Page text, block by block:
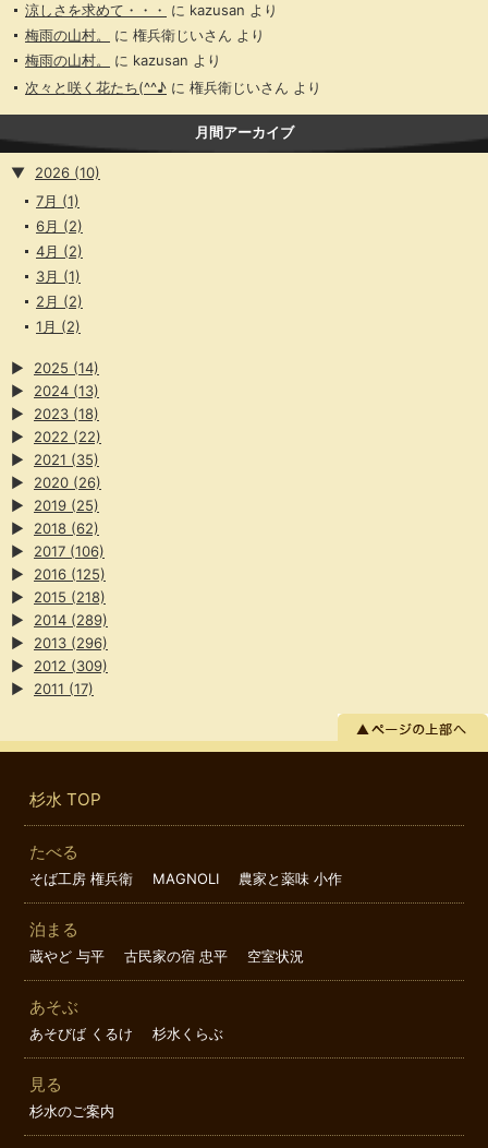
涼しさを求めて・・・
に kazusan より
梅雨の山村。
に 権兵衛じいさん より
梅雨の山村。
に kazusan より
次々と咲く花たち(^^♪ に 権兵衛じいさん より
月間アーカイブ
▼ 2026 (10)
7月 (1)
6月 (2)
4月 (2)
3月 (1)
2月 (2)
1月 (2)
▶ 2025 (14)
▶
2024 (13)
▶
2023 (18)
▶
2022 (22)
▶
2021 (35)
▶
2020 (26)
▶
2019 (25)
▶
2018 (62)
▶
2017 (106)
▶
2016 (125)
▶
2015 (218)
▶
2014 (289)
▶
2013 (296)
▶
2012 (309)
▶
2011 (17)
杉水 TOP
たべる
そば工房 権兵衛 MAGNOLI 農家と薬味 小作
泊まる
蔵やど 与平 古民家の宿 忠平 空室状況
あそぶ
あそびば くるけ 杉水くらぶ
見る
杉水のご案内